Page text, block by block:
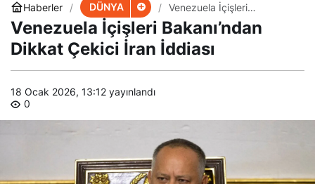
Haberler DÜNYA
Venezuela İçişleri
Bakanı’ndan Dikkat Çekici
İran İddiası
Venezuela İçişleri Bakanı’ndan
Dikkat Çekici İran İddiası
18 Ocak 2026, 13:12 yayınlandı
0